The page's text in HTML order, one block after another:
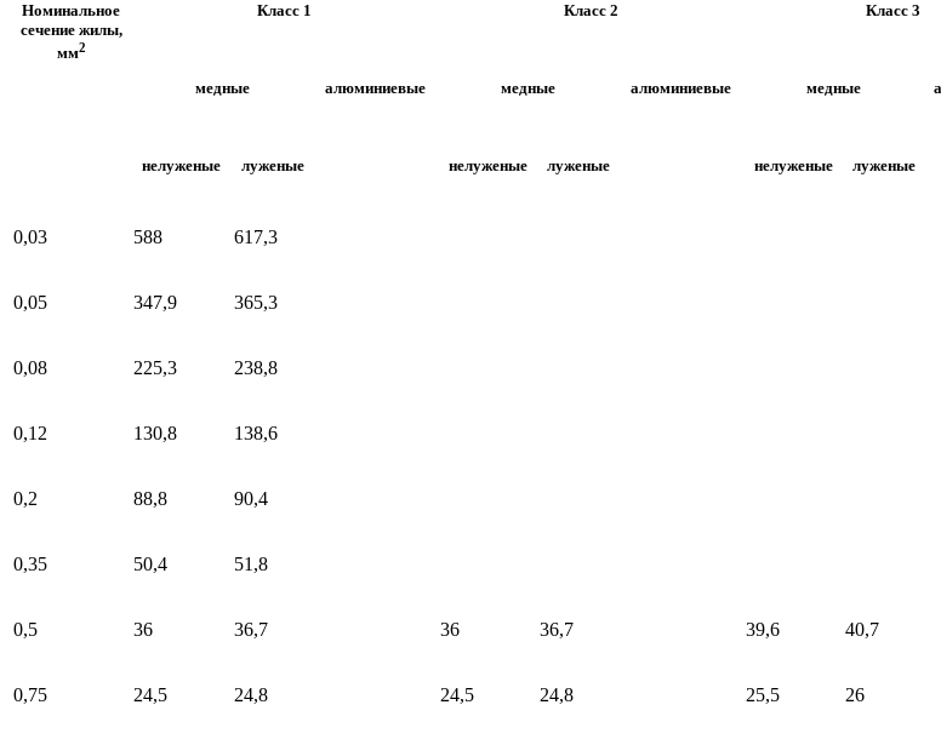
Номинальное
сечение жилы,
мм2
Класс 1 Класс 2 Класс 3
медные алюминиевые медные алюминиевые медные
нелуженые луженые нелуженые луженые нелуженые луженые
0,03 588 617,3
0,05 347,9 365,3
0,08 225,3 238,8
0,12 130,8 138,6
0,2 88,8 90,4
0,35 50,4 51,8
0,5 36 36,7 36 36,7 39,6 40,7
0,75 24,5 24,8 24,5 24,8 25,5 26